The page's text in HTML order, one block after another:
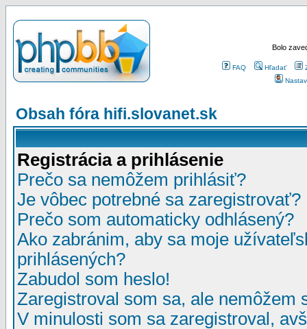
Bolo
FAQ Hľadať
Obsah fóra hifi.slovanet.sk
Registrácia a prihlásenie
Prečo sa nemôžem prihlásiť?
Je vôbec potrebné sa zaregistrovať?
Prečo som automaticky odhlásený?
Ako zabránim, aby sa moje
prihlásených?
Zabudol som heslo!
Zaregistroval som sa, ale nemôžem
V minulosti som sa zaregistroval,